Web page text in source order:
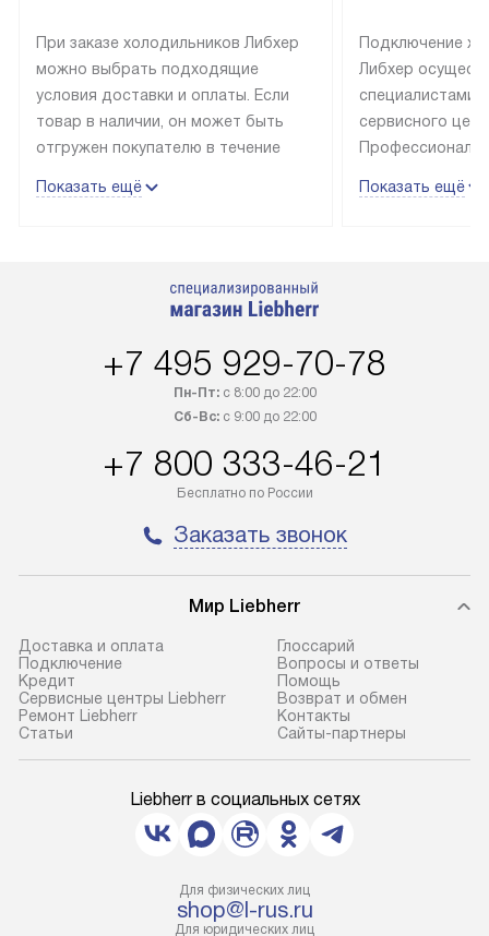
При заказе холодильников Либхер
можно выбрать подходящие
условия доставки и оплаты. Если
товар в наличии, он может быть
отгружен покупателю в течение
трех дней. Техника со специальным
Возможна доставка товаров по
Показать ещё
Подключение
Либхер
специалистами
сервисного
гарантия
Показать ещё
+7 495 929-70-78
+7 800 333-46-21
Заказать звонок
Мир Liebherr
Доставка и оплата
Подключение
Кредит
Сервисные центры Liebherr
Ремонт Liebherr
Глоссарий
Вопросы и ответы
Помощь
Возврат и обмен
Контакты
Сайты-партнеры
Liebherr в социальных сетях
Для физических лиц
shop@l-rus.ru